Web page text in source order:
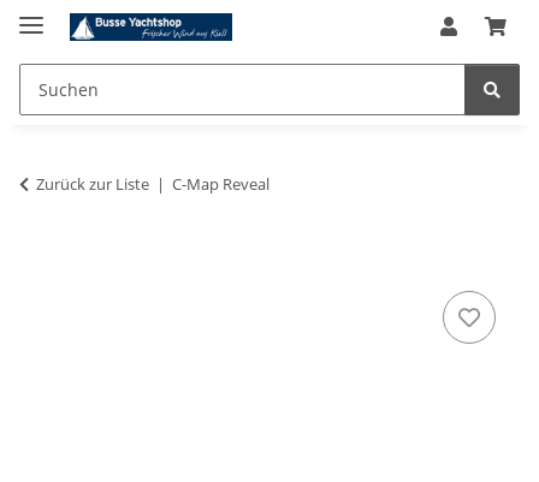
Zurück zur Liste C-Map Reveal